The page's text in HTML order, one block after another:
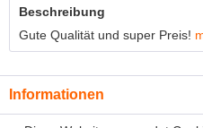
Beschreibung
Gute Qualität und super Preis!
Informationen